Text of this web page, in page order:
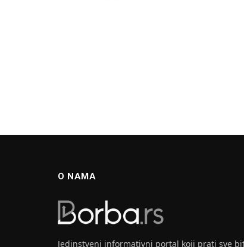
O NAMA
Jedinstveni informativni portal koji prati sve